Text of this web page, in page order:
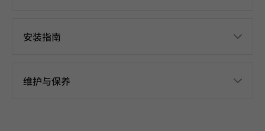
安装指南
维护与保养